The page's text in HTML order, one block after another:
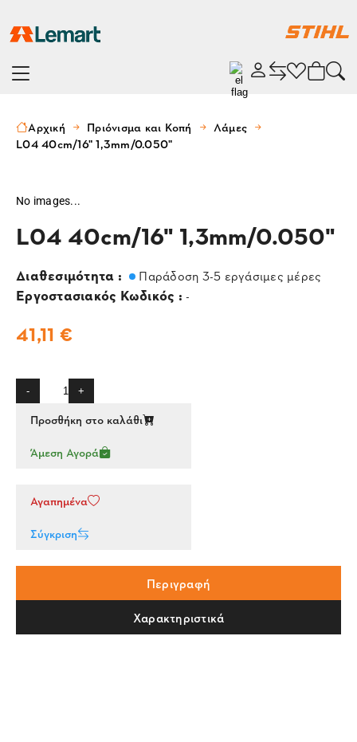
Αρχική Πριόνισμα και Κοπή
Λάμες
L04 40cm/16" 1,3mm/0.050"
No images...
L04 40cm/16" 1,3mm/0.050"
Διαθεσιμότητα : Παράδοση 3-5 εργάσιμες μέρες
Εργοστασιακός Κωδικός : -
41,11 €
- +
Προσθήκη στο καλάθι
Άμεση Αγορά
Αγαπημένα
Σύγκριση
Περιγραφή
Χαρακτηριστικά